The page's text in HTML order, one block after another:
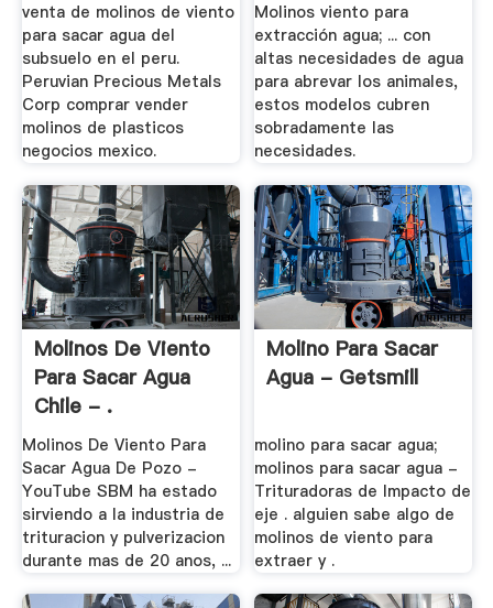
venta de molinos de viento
para sacar agua del
subsuelo en el peru.
Peruvian Precious Metals
Corp comprar vender
molinos de plasticos
negocios mexico.
Molinos viento para
extracción agua; ... con
altas necesidades de agua
para abrevar los animales,
estos modelos cubren
sobradamente las
necesidades.
Molinos De Viento
Para Sacar Agua
Chile - .
Molinos De Viento Para
Sacar Agua De Pozo -
YouTube SBM ha estado
sirviendo a la industria de
trituracion y pulverizacion
durante mas de 20 anos, ...
Molino Para Sacar
Agua - Getsmill
molino para sacar agua;
molinos para sacar agua -
Trituradoras de Impacto de
eje . alguien sabe algo de
molinos de viento para
extraer y .